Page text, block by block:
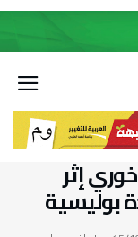
إثر
بوليسية